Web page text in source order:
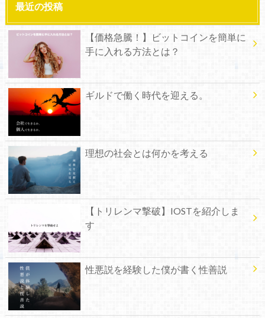
最近の投稿
【価格急騰！】ビットコインを簡単に
手に入れる方法とは？
ギルドで働く時代を迎える。
理想の社会とは何かを考える
【トリレンマ撃破】IOSTを紹介しま
す
性悪説を経験した僕が書く性善説